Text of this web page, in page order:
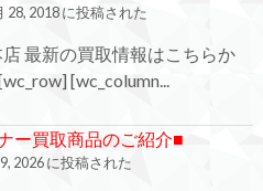
28, 2018 に投稿された
最新の買取情報はこちらか
[wc_column...
ー買取商品のご紹介■
2026 に投稿された